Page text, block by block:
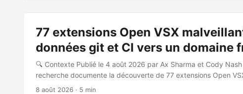
77 extensions Open VSX
données git et CI vers un domaine
🔍 Contexte Publié le 4 août 2026 par Ax Sharma et Cody
recherche documente la découverte de 77 extensions Open
juillet et le 1er août 2026, toutes communicant avec le même
8 août 2026 · 5 min